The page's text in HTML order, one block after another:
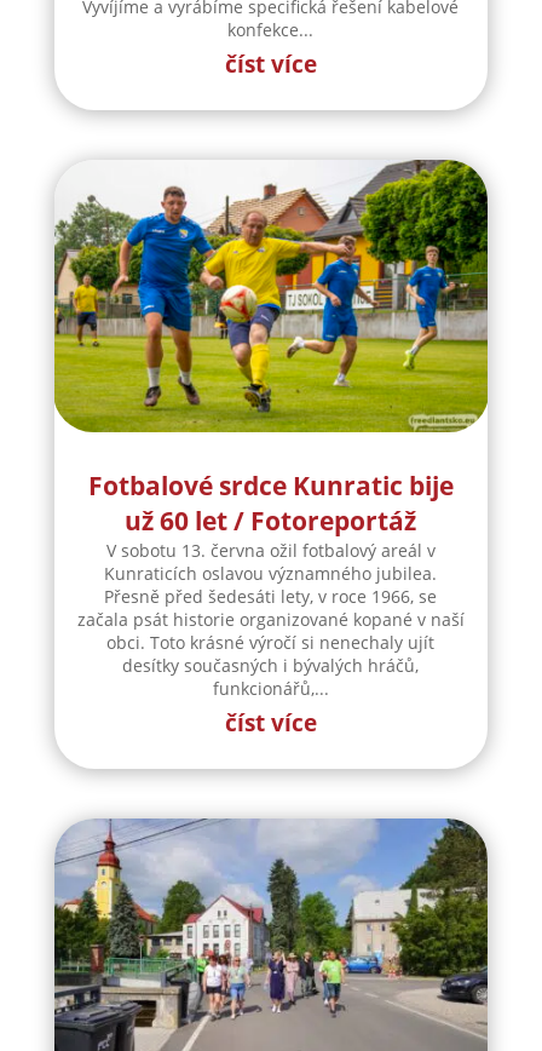
Vyvíjíme a vyrábíme specifická řešení kabelové
konfekce...
číst více
Fotbalové srdce Kunratic bije
už 60 let / Fotoreportáž
V sobotu 13. června ožil fotbalový areál v
Kunraticích oslavou významného jubilea.
Přesně před šedesáti lety, v roce 1966, se
začala psát historie organizované kopané v naší
obci. Toto krásné výročí si nenechaly ujít
desítky současných i bývalých hráčů,
funkcionářů,...
číst více